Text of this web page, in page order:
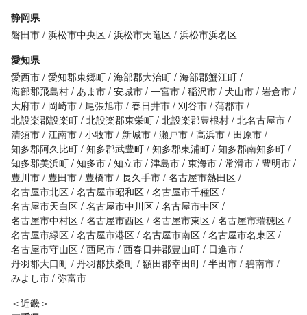
静岡県
磐田市 浜松市中央区 浜松市天竜区 浜松市浜名区
愛知県
愛西市 愛知郡東郷町 海部郡大治町 海部郡蟹江町
海部郡飛島村 あま市 安城市 一宮市 稲沢市 犬山市 岩倉市
大府市
岡崎市 尾張旭市 春日井市 刈谷市 蒲郡市
北設楽郡設楽町 北設楽郡東栄町 北設楽郡豊根村 北名古屋市
清須市 江南市 小牧市 新城市 瀬戸市 高浜市
田原市
知多郡阿久比町 知多郡武豊町 知多郡東浦町 知多郡南知多町
知多郡美浜町 知多市 知立市 津島市 東海市 常滑市
豊明市
豊川市
豊田市 豊橋市 長久手市 名古屋市熱田区
名古屋市北区 名古屋市昭和区 名古屋市千種区
名古屋市天白区 名古屋市中川区 名古屋市中区
名古屋市中村区 名古屋市西区 名古屋市東区 名古屋市瑞穂区
名古屋市緑区 名古屋市港区 名古屋市南区 名古屋市名東区
名古屋市守山区 西尾市 西春日井郡豊山町
日進市
丹羽郡大口町 丹羽郡扶桑町 額田郡幸田町 半田市 碧南市
みよし市 弥富市
＜近畿＞